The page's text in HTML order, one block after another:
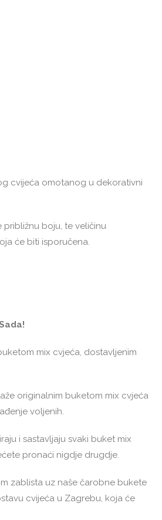
cvijeća omotanog u dekorativni
približnu boju, te veličinu
će biti isporučena.
mix cvjeća, dostavljenim
originalnim buketom mix cvjeća
voljenih.
i sastavljaju svaki buket mix
pronaći nigdje drugdje.
zablista uz naše čarobne bukete
cvijeća u Zagrebu, koja će